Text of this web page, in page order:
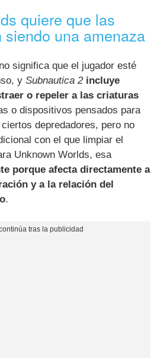
quiere que las
una amenaza
significa que el jugador esté
ySubnautica 2 incluye
o repeler a las criaturas
o dispositivos pensados para
depredadores, pero no
con el que limpiar el
Unknown Worlds, esa
porque afecta directamente a
y a la relación del
.